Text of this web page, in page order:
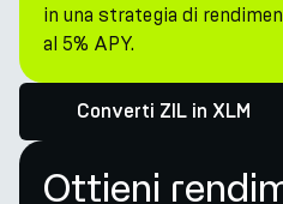
in una strategia di
al 5% APY.
Converti ZIL in XLM
Ottieni